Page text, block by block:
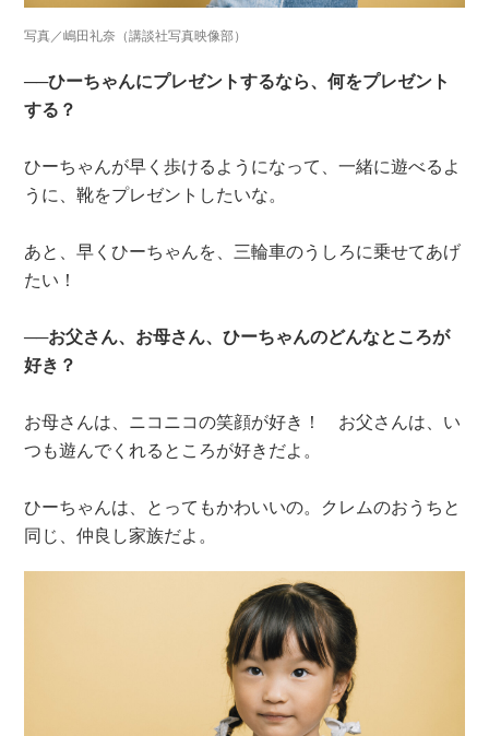
写真／嶋田礼奈（講談社写真映像部）
──ひーちゃんにプレゼントするなら、何をプレゼント
する？
ひーちゃんが早く歩けるようになって、一緒に遊べるよ
うに、靴をプレゼントしたいな。
あと、早くひーちゃんを、三輪車のうしろに乗せてあげ
たい！
──お父さん、お母さん、ひーちゃんのどんなところが
好き？
お母さんは、ニコニコの笑顔が好き！ お父さんは、い
つも遊んでくれるところが好きだよ。
ひーちゃんは、とってもかわいいの。クレムのおうちと
同じ、仲良し家族だよ。